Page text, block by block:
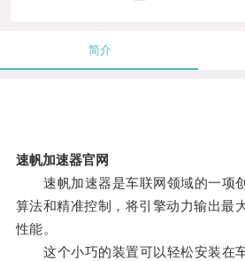
简介
速帆加速器官网
速帆加速器是车联网领域的一项
算法和精准控制，将引擎动力输出最
性能。
这个小巧的装置可以轻松安装在